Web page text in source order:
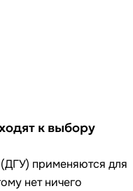
к выбору
применяются для
нет ничего